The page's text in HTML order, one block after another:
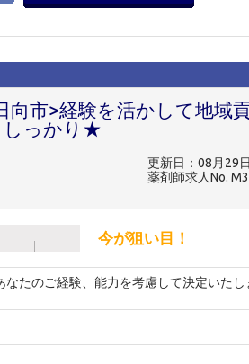
向市>経験を活かして地域
しっかり★
更新日：08月29日
薬剤師求人No.
今が狙い目！
たのご経験、能力を考慮して決定いた